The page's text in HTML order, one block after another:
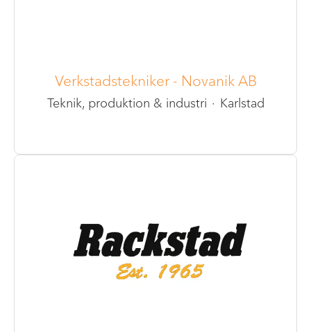
Verkstadstekniker - Novanik AB
Teknik, produktion & industri · Karlstad